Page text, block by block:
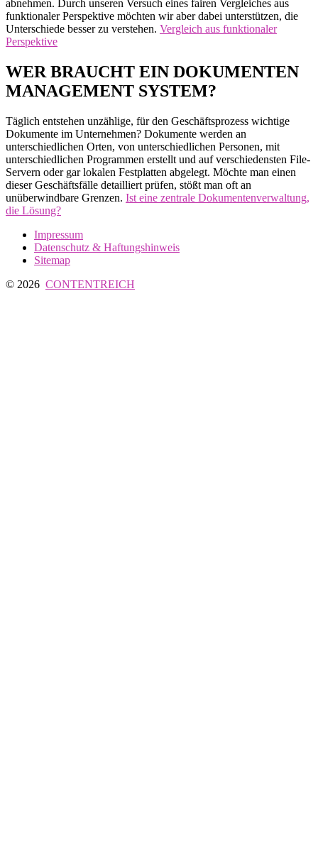
abnehmen. Durch unseren Versuch eines fairen Vergleiches aus
funktionaler Perspektive möchten wir aber dabei unterstützen, die
Unterschiede besser zu verstehen. Vergleich aus funktionaler
Perspektive
WER BRAUCHT EIN DOKUMENTEN
MANAGEMENT SYSTEM?
Täglich entstehen unzählige, für den Geschäftsprozess wichtige
Dokumente im Unternehmen? Dokumente werden an
unterschiedlichen Orten, von unterschiedlichen Personen, mit
unterschiedlichen Programmen erstellt und auf verschiedensten File-
Servern oder gar lokalen Festplatten abgelegt. Möchte man einen
dieser Geschäftsfälle detailliert prüfen, stößt man oft an
unüberwindbare Grenzen. Ist eine zentrale Dokumentenverwaltung,
die Lösung?
Impressum
Datenschutz & Haftungshinweis
Sitemap
© 2026 CONTENTREICH